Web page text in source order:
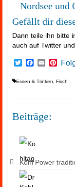
Nordsee und
Gefällt dir
Dann teile ihn bitte
auch auf Twitter
TwitterFacebook
Email
Essen & Trinken Fisch
Beiträge:
Kohl Power